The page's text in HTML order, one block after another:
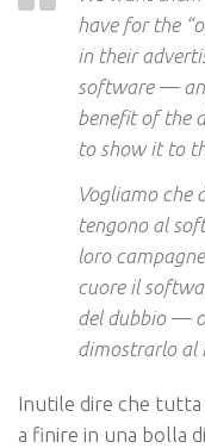
have for the
in their
software —
benefit of the
to show it to
Vogliamo che
tengono al
loro
cuore il
del dubbio —
dimostrarlo al
Inutile dire che tutta
a finire in una bolla